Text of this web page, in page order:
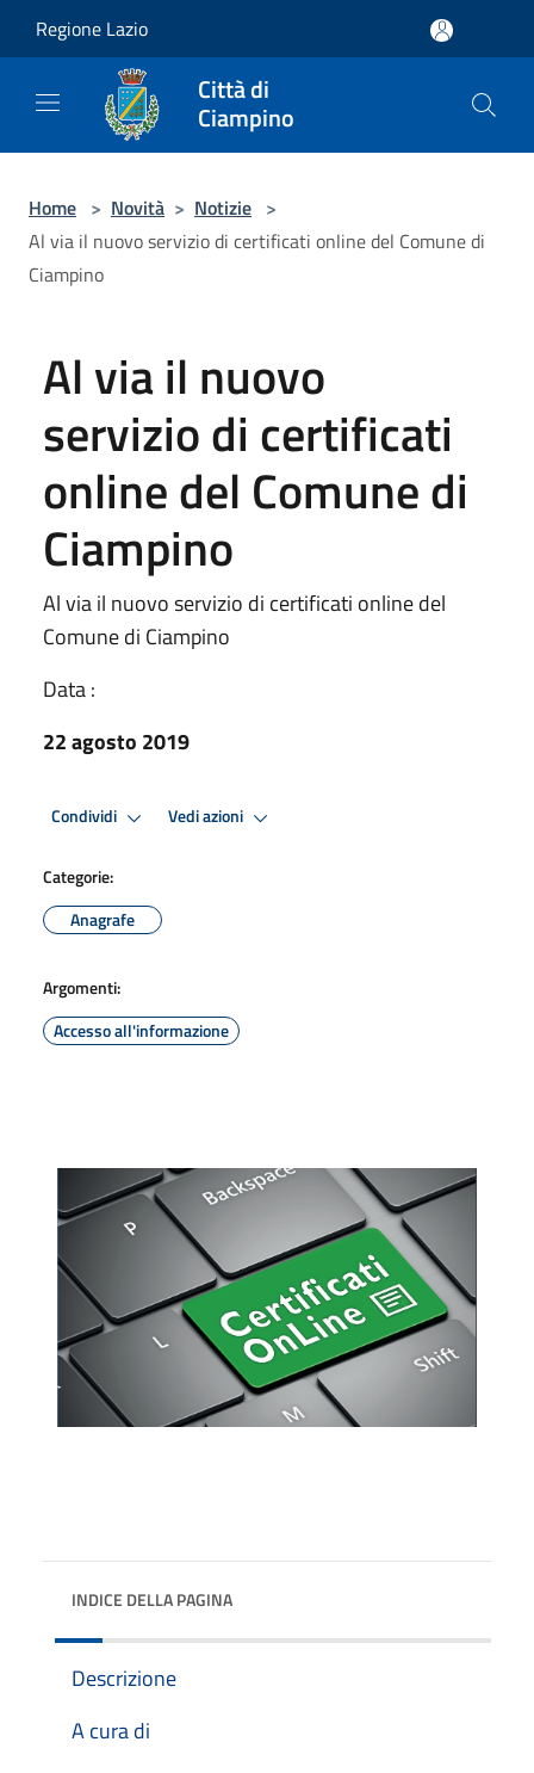
Regione Lazio
Città di
Ciampino
Home > Novità > Notizie >
Al via il nuovo servizio di certificati online del Comune di
Ciampino
Al via il nuovo
servizio di certificati
online del Comune di
Ciampino
Al via il nuovo servizio di certificati online del
Comune di Ciampino
Data :
22 agosto 2019
Condividi Vedi azioni
Categorie:
Anagrafe
Argomenti:
Accesso all'informazione
INDICE DELLA PAGINA
Descrizione
A cura di